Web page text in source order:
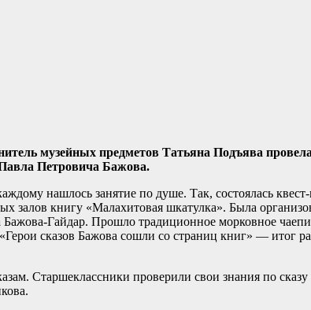
музейных предметов Татьяна Подъява
Петровича Бажова.
нашлось занятие по душе. Так, состоялась
залов книгу «Малахитовая шкатулка». Была
Гайдар. Прошло традиционное морковное
сказов Бажова сошли со страниц книг» — итог
Старшеклассники проверили свои знания по